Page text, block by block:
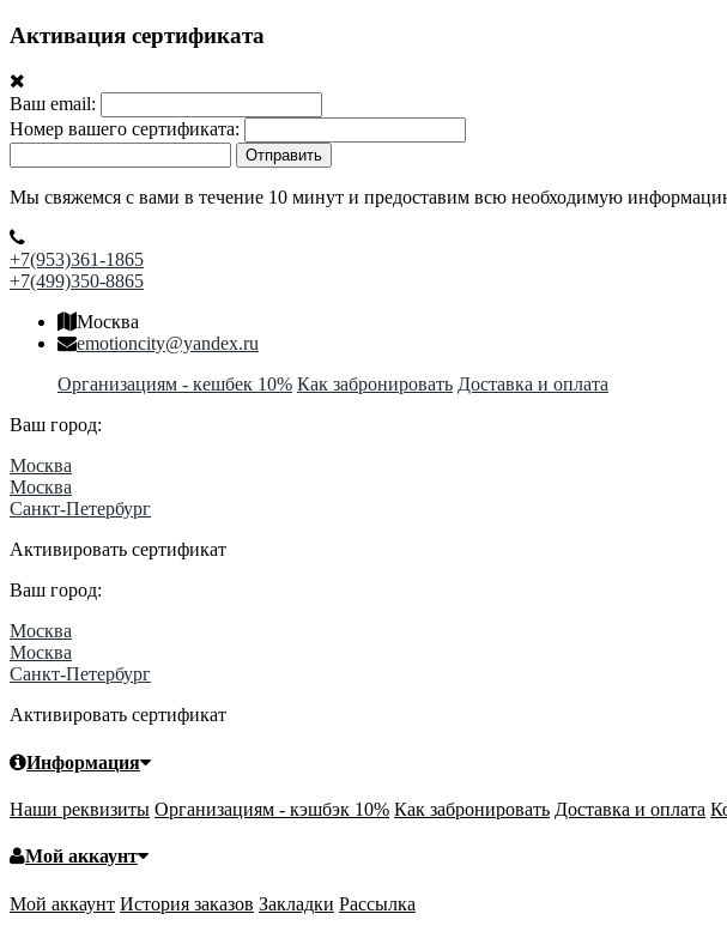
Активация сертификата
Ваш email:
Номер вашего сертификата:
Отправить
Мы свяжемся с вами в течение 10 минут и предоставим всю необходимую
+7(953)361-1865
+7(499)350-8865
Москва
emotioncity@yandex.ru
Организациям - кешбек 10% Как забронировать Доставка и оплата
Ваш город:
Москва
Москва
Санкт-Петербург
Активировать сертификат
Ваш город:
Москва
Москва
Санкт-Петербург
Активировать сертификат
Информация
Наши реквизиты Организациям - кэшбэк 10% Как забронировать Доставка и оплата
Мой аккаунт
Мой аккаунт История заказов Закладки Рассылка